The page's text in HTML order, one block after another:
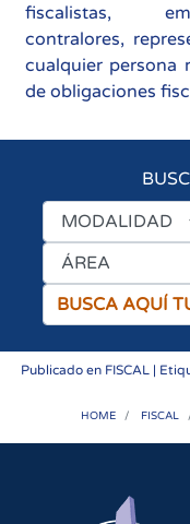
fiscalistas,
contralores,
cualquier persona
de obligaciones
Publicado en FISCAL |
HOME FISCAL